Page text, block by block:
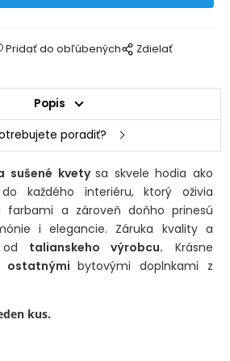
Pridať do obľúbených Zdielať
Popis
poradiť?
sušené kvetysa skvele hodia ako
každého interiéru, ktorý oživia
farbami a zároveň doňho prinesú
i elegancie. Záruka kvality a
od talianskeho výrobcu. Krásne
ostatnýmibytovými doplnkami z
kus.